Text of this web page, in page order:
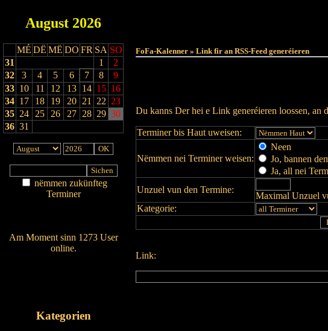
August 2026
MÉ DË MË DO FR SA SO
31
1
2
32
3 4 5 6 7 8
9
33 10 11 12 13 14 15 16
34 17 18 19 20 21 22 23
35 24 25 26 27 28 29 30
36 31
nëmmen zukünfteg
Terminer
Am Moment sinn 1273 User
online.
Kategorien
FoFa-Kalenner » Link fir an RSS-Feed generéieren
Du kanns Der hei e Link generéieren loossen, an
Terminer bis Haut uweisen:
Nëmmen nei Terminer weisen:
Neen
Jo, bannen
Ja, all nei
Unzuel vun den Termine:
Maximal Unzuel
Kategorie:
Link: